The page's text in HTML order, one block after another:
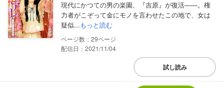
現代にかつての男の楽園、『吉原』が復活――。権
力者がこぞって金にモノを言わせたこの地で、女は
疑似...もっと読む
29
配信日：2021/11/04
試し読み